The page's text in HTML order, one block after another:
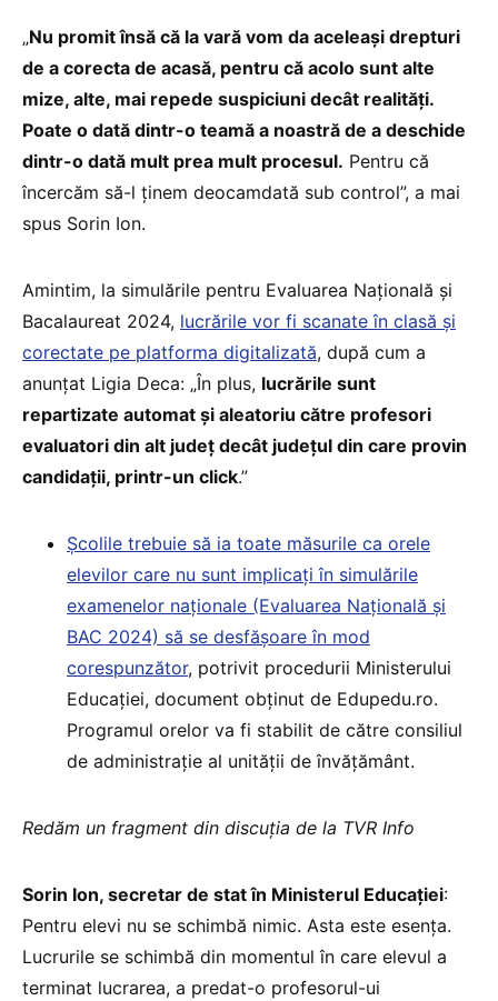
„Nu promit însă că la vară vom da aceleași drepturi
de a corecta de acasă, pentru că acolo sunt alte
mize, alte, mai repede suspiciuni decât realități.
Poate o dată dintr-o teamă a noastră de a deschide
dintr-o dată mult prea mult procesul. Pentru că
încercăm să-l ținem deocamdată sub control”, a mai
spus Sorin Ion.
Amintim, la simulările pentru Evaluarea Națională și
Bacalaureat 2024, lucrările vor fi scanate în clasă și
corectate pe platforma digitalizată, după cum a
anunțat Ligia Deca: „În plus, lucrările sunt
repartizate automat și aleatoriu către profesori
evaluatori din alt județ decât județul din care provin
candidații, printr-un click.”
Școlile trebuie să ia toate măsurile ca orele
elevilor care nu sunt implicați în simulările
examenelor naționale (Evaluarea Națională și
BAC 2024) să se desfășoare în mod
corespunzător, potrivit procedurii Ministerului
Educației, document obținut de Edupedu.ro.
Programul orelor va fi stabilit de către consiliul
de administrație al unității de învățământ.
Redăm un fragment din discuția de la TVR Info
Sorin Ion, secretar de stat în Ministerul Educației:
Pentru elevi nu se schimbă nimic. Asta este esența.
Lucrurile se schimbă din momentul în care elevul a
terminat lucrarea, a predat-o profesorul-ui